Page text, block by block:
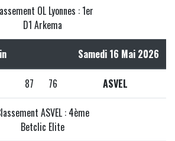
OL Lyonnes : 1er
D1 Arkema
Samedi 16 Mai 2026
87 76 ASVEL
ASVEL : 4ème
Betclic Elite